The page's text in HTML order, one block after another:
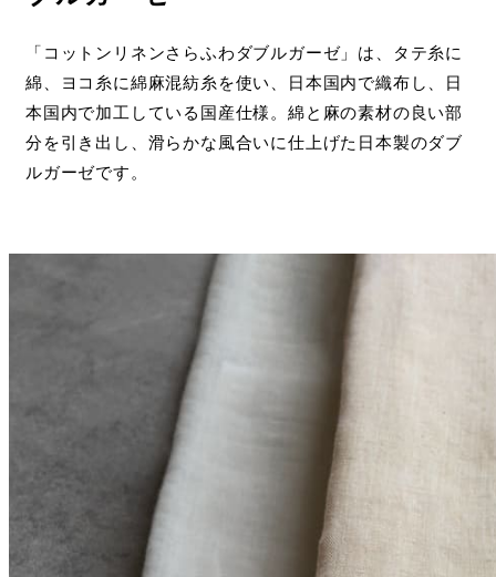
「コットンリネンさらふわダブルガーゼ」は、タテ糸に
綿、ヨコ糸に綿麻混紡糸を使い、日本国内で織布し、日
本国内で加工している国産仕様。綿と麻の素材の良い部
分を引き出し、滑らかな風合いに仕上げた日本製のダブ
ルガーゼです。